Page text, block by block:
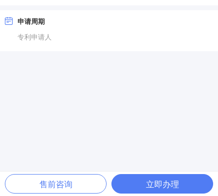
申请周期
专利申请人
售前咨询 立即办理